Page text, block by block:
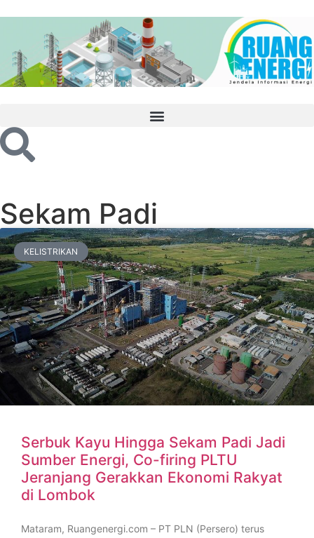
Sekam Padi
KELISTRIKAN
Serbuk Kayu Hingga Sekam Padi Jadi
Sumber Energi, Co-firing PLTU
Jeranjang Gerakkan Ekonomi Rakyat
di Lombok
Mataram, Ruangenergi.com – PT PLN (Persero) terus